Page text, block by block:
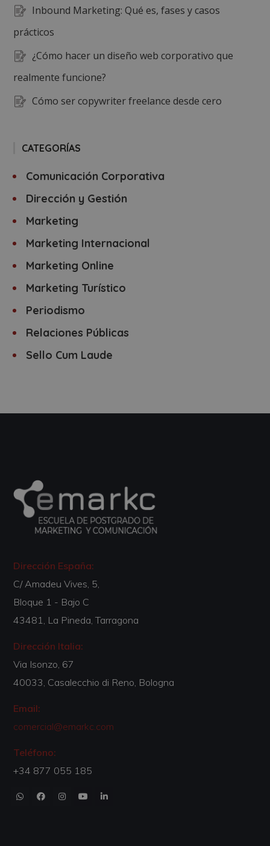
Inbound Marketing: Qué es, fases y casos
prácticos
¿Cómo hacer un diseño web corporativo que
realmente funcione?
Cómo ser copywriter freelance desde cero
CATEGORÍAS
Comunicación Corporativa
Dirección y Gestión
Marketing
Marketing Internacional
Marketing Online
Marketing Turístico
Periodismo
Relaciones Públicas
Sello Cum Laude
Dirección España:
C/ Amadeu Vives, 5,
Bloque 1 - Bajo C
43481, La Pineda, Tarragona
Dirección Italia:
Via Isonzo, 67
40033, Casalecchio di Reno, Bologna
Email:
comercial@emarkc.com
Teléfono:
+34 877 055 185